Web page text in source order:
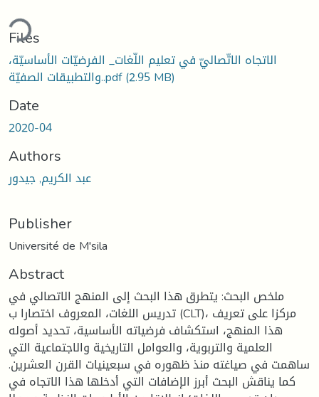
Files
الاتجاه الاتّصاليّ في تعليم اللّغات_ الفرضيّات الأساسيّة،
والتطبيقات الصفيّة..pdf(2.95 MB)
Date
2020-04
Authors
عبد الكريم, جيدور
Publisher
Université de M'sila
Abstract
ملخص البحث: يتطرق هذا البحث إلى المنهج الاتصالي في
تدريس اللغات، المعروف اختصارا ب (CLT)، مركزا على تعريف
هذا المنهج، استكشاف فرضياته الأساسية، تحديد أصوله
العلمية والتربوية، والعوامل التاريخية والاجتماعية التي
ساهمت في صياغته منذ ظهوره في سبعينيات القرن العشرين.
كما يناقش البحث أبرز الإضافات التي أدخلها هذا الاتجاه في